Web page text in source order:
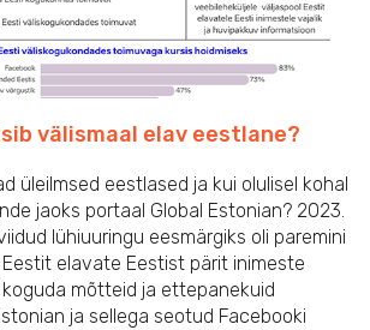
välismaal elav eestlane?
üleilmsed eestlased ja kui olulisel kohal
jaoks portaal Global Estonian? 2023.
lühiuuringu eesmärgiks oli paremini
elavate Eestist pärit inimeste
mõtteid ja ettepanekuid
ja sellega seotud Facebooki